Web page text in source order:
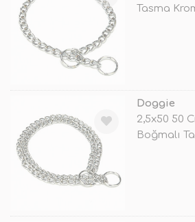
Tasma
Doggie
2,5x50 50
Boğmalı